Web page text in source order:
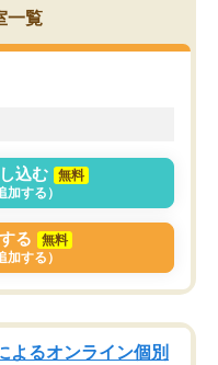
一覧
込む
無料
加する）
る
無料
加する）
よるオンライン個別